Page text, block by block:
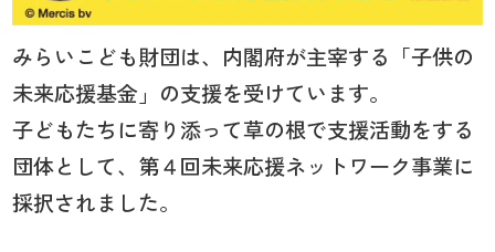
みらいこども財団は、内閣府が主宰する「子供の
未来応援基金」の支援を受けています。
子どもたちに寄り添って草の根で支援活動をする
団体として、第４回未来応援ネットワーク事業に
採択されました。